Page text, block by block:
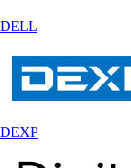
DELL
DEXP